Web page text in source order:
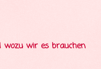
wozu wir es brauchen